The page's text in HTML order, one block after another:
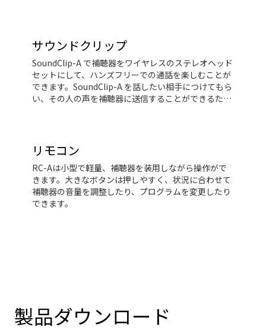
サウンドクリップ
SoundClip-A で補聴器をワイヤレスのステレオヘッド
セットにして、ハンズフリーでの通話を楽しむことが
できます。SoundClip-A を話したい相手につけてもら
い、その人の声を補聴器に送信することができるた
やデバイスによっては、音楽や音声を補聴器にスト
リーミングするために、SoundClip-A が必要となりま
す。
リモコン
RC-Aは小型で軽量、補聴器を装用しながら操作がで
きます。大きなボタンは押しやすく、状況に合わせて
補聴器の音量を調整したり、プログラムを変更したり
できます。
製品ダウンロード